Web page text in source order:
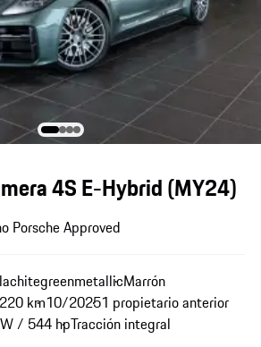
4S E-Hybrid (MY24)
Porsche Approved
Marrón
km10/20251 propietario anterior
/ 544 hpTracción integral